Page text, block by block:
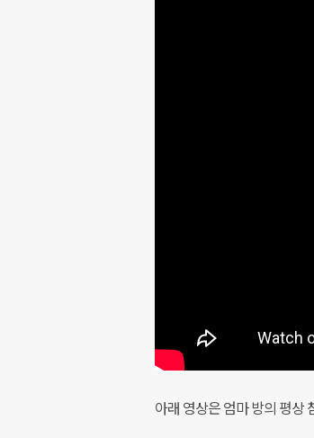
아래 영상은 엄마 방의 평상